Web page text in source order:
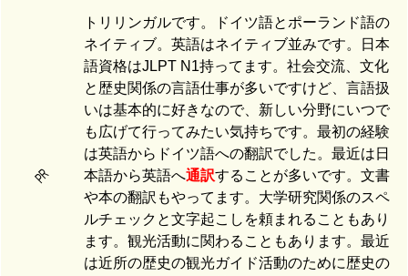
PR
トリリンガルです。ドイツ語とポーランド語の
ネイティブ。英語はネイティブ並みです。日本
語資格はJLPT N1持ってます。社会交流、文化
と歴史関係の言語仕事が多いですけど、言語扱
いは基本的に好きなので、新しい分野にいつで
も広げて行ってみたい気持ちです。最初の経験
は英語からドイツ語への翻訳でした。最近は日
本語から英語へ通訳することが多いです。文書
や本の翻訳もやってます。大学研究関係のスペ
ルチェックと文字起こしを頼まれることもあり
ます。観光活動に関わることもあります。最近
は近所の歴史の観光ガイド活動のために歴史の